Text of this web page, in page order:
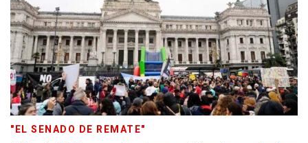
"EL SENADO DE REMATE"